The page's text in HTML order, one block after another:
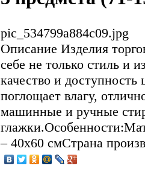
pic_534799a884c09.jpg
Описание Изделия
себе не только стиль и
качество и
поглощает влагу,
машинные и ручные
– 40х60 смСтрана